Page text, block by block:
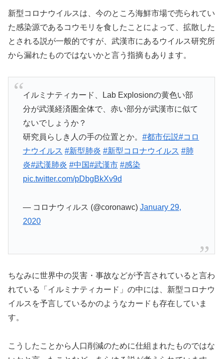
新型コロナウイルスは、今のところ海鮮市場で売られてい
た感染源であるコウモリを食したことによって、拡散した
とされる説が一般的ですが、武漢市にあるウイルス研究所
から漏れたものではないかと言う指摘もあります。
イルミナティカード、Lab Explosionの黄色い部
分が武漢経済圏全体で、赤い部分が武漢市に似て
ないでしょうか？
研究員らしき人の手の位置とか。 #都市伝説#コロ
ナウイルス #新型肺炎 #新型コロナウイルス #肺
炎#武漢肺炎 #中国#武漢市 #感染
pic.twitter.com/pDbgBkXv9d
— コロナウィルス (@coronawc) January 29,
2020
ちなみに世界中の災害・事故などが予言されていると言わ
れている「イルミナティカード」の中には、新型コロナウ
イルスを予言しているかのようなカードも存在していま
す。
こうしたことから人口削減のために仕組まれたものではな